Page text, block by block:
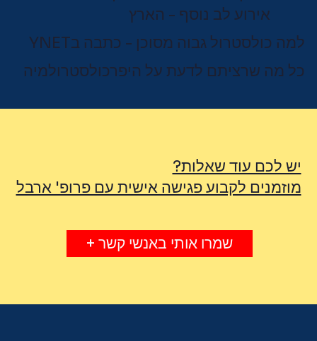
אירוע לב נוסף - הארץ
למה כולסטרול גבוה מסוכן - כתבה בYNET
כל מה שרציתם לדעת על היפרכולסטרולמיה
יש לכם עוד שאלות?
מוזמנים לקבוע פגישה אישית עם פרופ' ארבל
שמרו אותי באנשי קשר +